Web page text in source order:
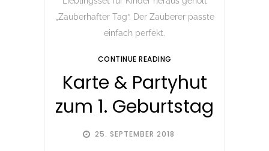
25. SEPTEMBER 2018
Karte & Partyhut
zum 1. Geburtstag
„Zauberhafter Tag“. Der Zauberer passte
einfach perfekt.
CONTINUE READING